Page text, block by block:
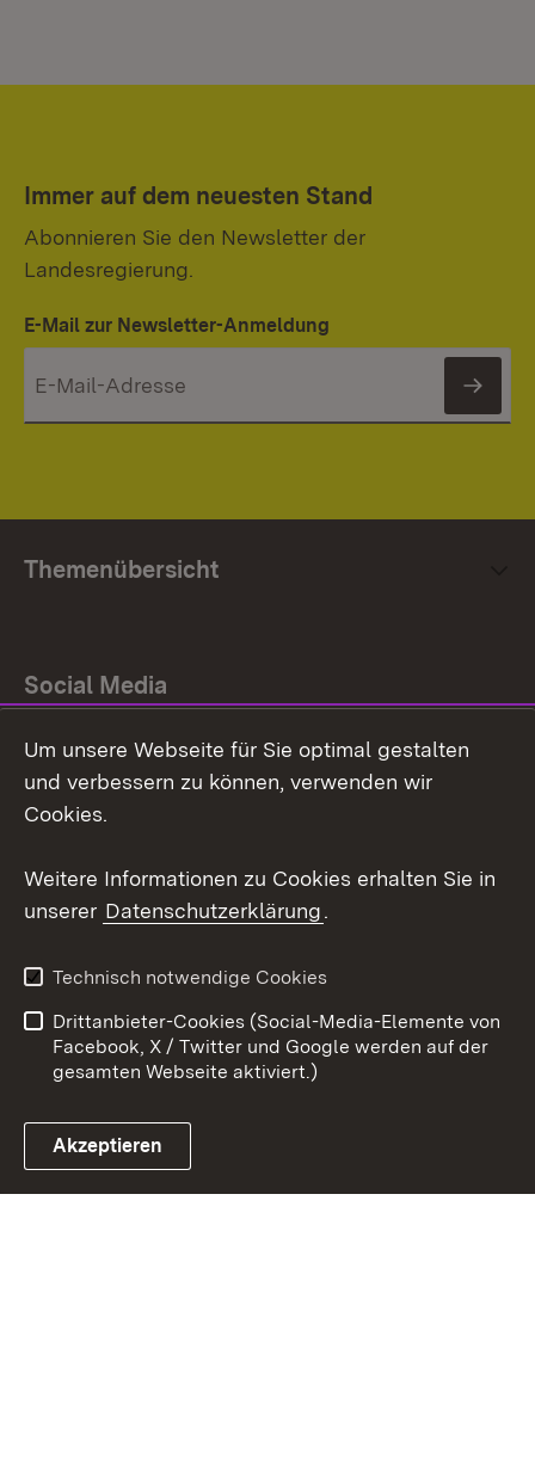
Immer auf dem neuesten Stand
Abonnieren Sie den Newsletter der
Landesregierung.
E-Mail zur Newsletter-Anmeldung
Themenübersicht
Social Media
Facebook
Link zum Landesportal
Barrierefreiheit
Kontakt
Cookies
Um unsere Webseite für Sie optimal gestalten
und verbessern zu können, verwenden wir
Cookies.
Weitere Informationen zu Cookies erhalten Sie in
unserer Datenschutzerklärung.
Technisch notwendige Cookies
Drittanbieter-Cookies (Social-Media-Elemente von
Facebook, X / Twitter und Google werden auf der
gesamten Webseite aktiviert.)
Akzeptieren